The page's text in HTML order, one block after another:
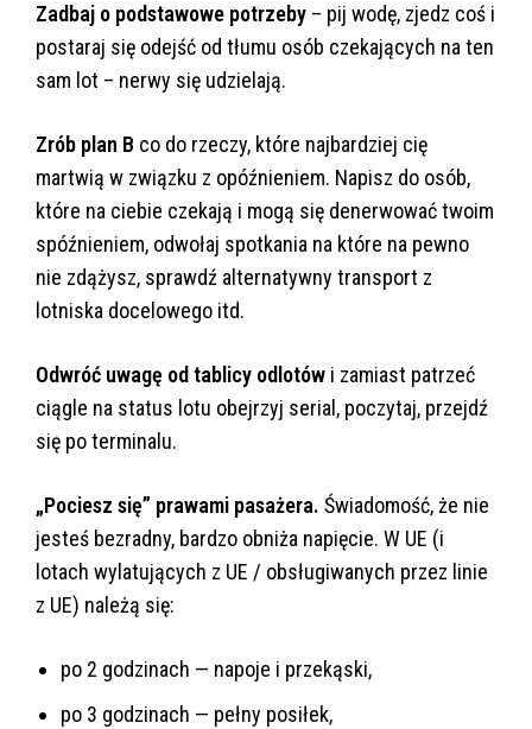
Zadbaj o podstawowe potrzeby – pij wodę, zjedz coś i
postaraj się odejść od tłumu osób czekających na ten
sam lot – nerwy się udzielają.
Zrób plan B co do rzeczy, które najbardziej cię
martwią w związku z opóźnieniem. Napisz do osób,
które na ciebie czekają i mogą się denerwować twoim
spóźnieniem, odwołaj spotkania na które na pewno
nie zdążysz, sprawdź alternatywny transport z
lotniska docelowego itd.
Odwróć uwagę od tablicy odlotów i zamiast patrzeć
ciągle na status lotu obejrzyj serial, poczytaj, przejdź
się po terminalu.
„Pociesz się” prawami pasażera. Świadomość, że nie
jesteś bezradny, bardzo obniża napięcie. W UE (i
lotach wylatujących z UE / obsługiwanych przez linie
z UE) należą się:
po 2 godzinach — napoje i przekąski,
po 3 godzinach — pełny posiłek,